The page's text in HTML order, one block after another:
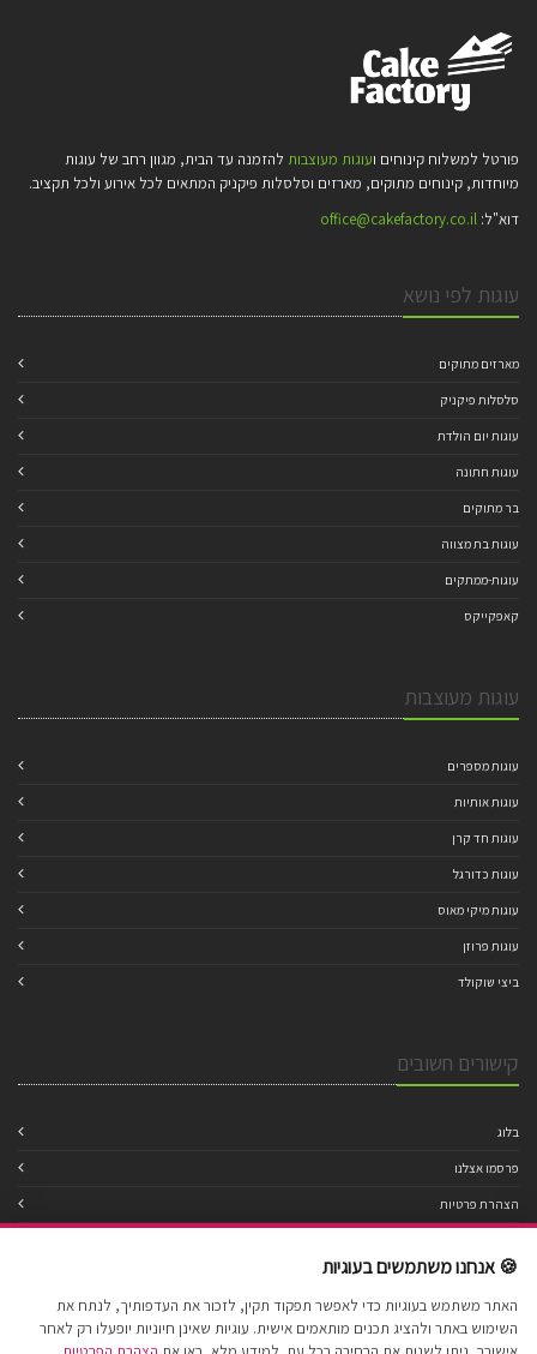
פורטל למשלוח קינוחים ועוגות מעוצבות להזמנה עד הבית, מגוון רחב של עוגות
מיוחדות, קינוחים מתוקים, מארזים וסלסלות פיקניק המתאים לכל אירוע ולכל תקציב.
דוא"ל: office@cakefactory.co.il
עוגות לפי נושא
מארזים מתוקים
סלסלות פיקניק
עוגות יום הולדת
עוגות חתונה
בר מתוקים
עוגות בת מצווה
עוגות-ממתקים
קאפקייקס
עוגות מעוצבות
עוגות מספרים
עוגות אותיות
עוגות חד קרן
עוגות כדורגל
עוגות מיקי מאוס
עוגות פרוזן
ביצי שוקולד
קישורים חשובים
בלוג
פרסמו אצלנו
הצהרת פרטיות
תנאי שימוש
הצהרת נגישות
מפת אתר
🍪 אנחנו משתמשים בעוגיות
האתר משתמש בעוגיות כדי לאפשר תפקוד תקין, לזכור את העדפותיך, לנתח את
השימוש באתר ולהציג תכנים מותאמים אישית. עוגיות שאינן חיוניות יופעלו רק לאחר